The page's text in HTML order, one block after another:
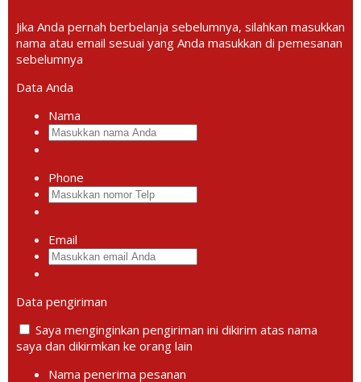
Jika Anda pernah berbelanja sebelumnya, silahkan masukkan
nama atau email sesuai yang Anda masukkan di pemesanan
sebelumnya
Data Anda
Nama
Phone
Email
Data pengiriman
Saya menginginkan pengiriman ini dikirim atas nama
saya dan dikirmkan ke orang lain
Nama penerima pesanan